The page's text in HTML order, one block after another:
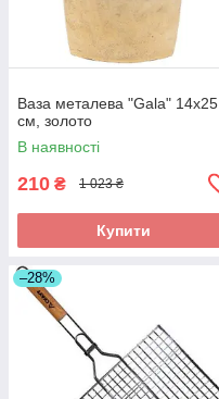
Ваза металева "Gala" 14x25
см, золото
В наявності
210 ₴ 1 023 ₴
Купити
–28%